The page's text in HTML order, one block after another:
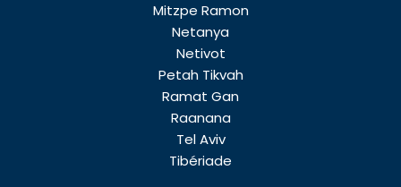
Mitzpe Ramon
Netanya
Netivot
Petah Tikvah
Ramat Gan
Raanana
Tel Aviv
Tibériade